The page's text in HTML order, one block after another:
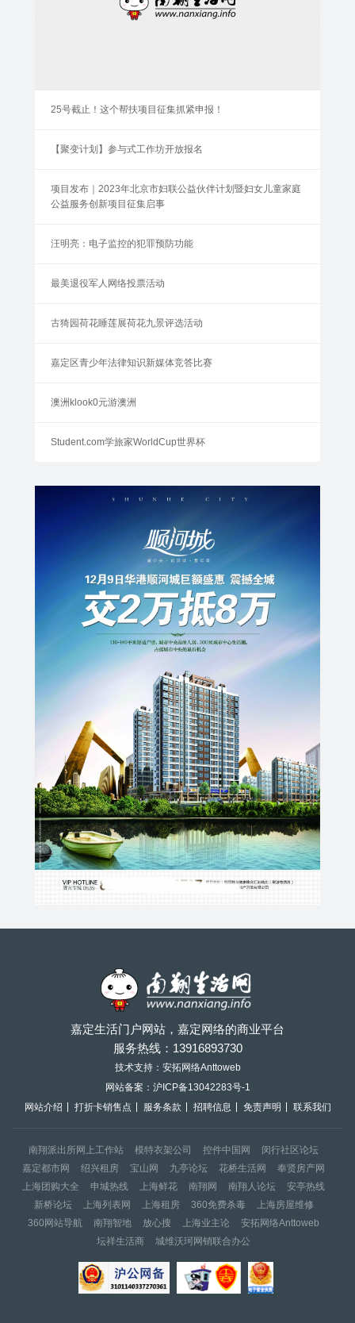
25号截止！这个帮扶项目征集抓紧申报！
【聚变计划】参与式工作坊开放报名
项目发布｜2023年北京市妇联公益伙伴计划暨妇女儿童家庭
公益服务创新项目征集启事
汪明亮：电子监控的犯罪预防功能
最美退役军人网络投票活动
古猗园荷花睡莲展荷花九景评选活动
嘉定区青少年法律知识新媒体竞答比赛
澳洲klook0元游澳洲
Student.com学旅家WorldCup世界杯
嘉定生活门户网站，嘉定网络的商业平台
服务热线： 13916893730
技术支持：安拓网络Anttoweb
网站备案： 沪ICP备13042283号-1
网站介绍
打折卡销售点 服务条款 招聘信息 免责声明 联系我们
南翔派出所网上工作站 模特衣架公司 控件中国网
闵行社区论坛
嘉定都市网
绍兴租房 宝山网 九亭论坛 花桥生活网
奉贤房产网
上海团购大全
申城热线 上海鲜花 南翔网 南翔人论坛
安亭热线
新桥论坛
上海列表网 上海租房 360免费杀毒
上海房屋维修
360网站导航
南翔智地 放心搜 上海业主论
安拓网络Anttoweb
坛祥生活商
城维沃珂网销联合办公